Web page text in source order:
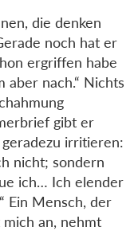
die denken
noch hat er
ergriffen habe
aber nach.“ Nichts
gibt er
irritieren:
nicht; sondern
ich… Ich elender
Ein Mensch, der
an, nehmt